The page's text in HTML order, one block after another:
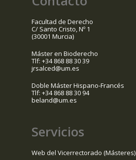
Facultad de Derecho
C/ Santo Cristo, Nº 1
(30001 Murcia)
Máster en Bioderecho
Tlf: +34 868 88 30 39
jrsalced@um.es
Doble Máster Hispano-Francés
Tlf: +34 868 88 30 94
beland@um.es
Servicios
Web del Vicerrectorado (Másteres)